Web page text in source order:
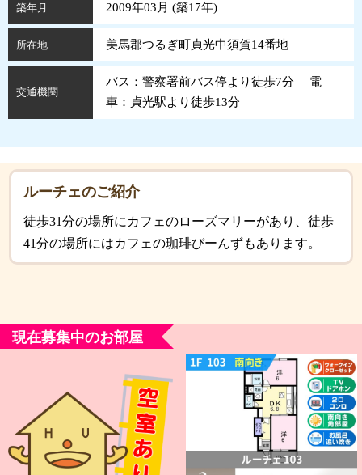
築年月 2009年03月 (築17年)
所在地 美馬郡つるぎ町貞光中須賀14番地
交通機関
バス：警察署前バス停より徒歩7分 電
車：貞光駅より徒歩13分
ルーチェのご紹介
徒歩31分の場所にカフェのローズマリーがあり、徒歩
41分の場所にはカフェの珈琲びーんずもあります。
現在募集中のお部屋